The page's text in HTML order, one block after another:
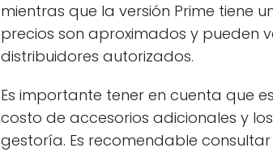
mientras que la versión Prime tiene
precios son aproximados y pueden
distribuidores autorizados.
Es importante tener en cuenta que
costo de accesorios adicionales y
gestoría. Es recomendable